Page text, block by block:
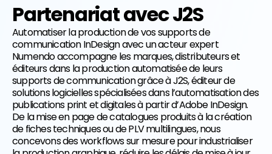
FR EN
Partenariat avec J2S
Automatiser la production de vos supports de
communication InDesign avec un acteur expert
Numendo accompagne les marques, distributeurs et
éditeurs dans la production automatisée de leurs
supports de communication grâce à J2S, éditeur de
solutions logicielles spécialisées dans l’automatisation des
publications print et digitales à partir d’Adobe InDesign.
De la mise en page de catalogues produits à la création
de fiches techniques ou de PLV multilingues, nous
concevons des workflows sur mesure pour industrialiser